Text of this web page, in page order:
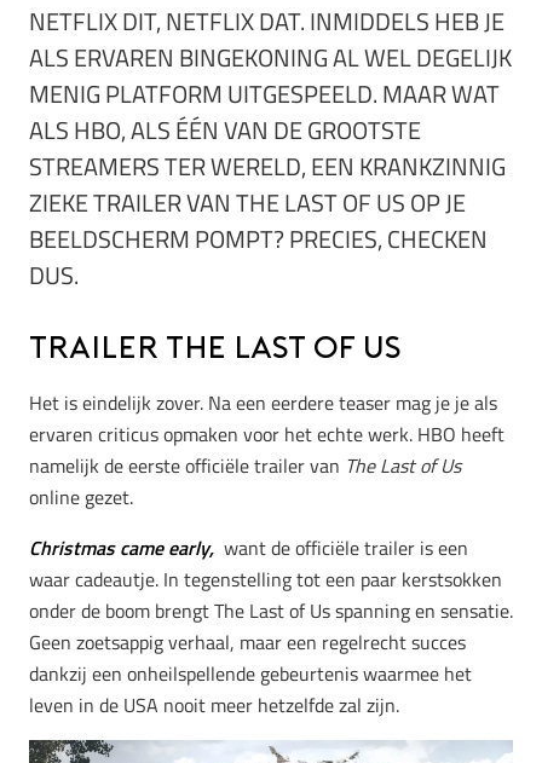
NETFLIX DIT, NETFLIX DAT. INMIDDELS HEB JE
ALS ERVAREN BINGEKONING AL WEL DEGELIJK
MENIG PLATFORM UITGESPEELD. MAAR WAT
ALS HBO, ALS ÉÉN VAN DE GROOTSTE
STREAMERS TER WERELD, EEN KRANKZINNIG
ZIEKE TRAILER VAN THE LAST OF US OP JE
BEELDSCHERM POMPT? PRECIES, CHECKEN
DUS.
Trailer The Last of Us
Het is eindelijk zover. Na een eerdere teaser mag je je als
ervaren criticus opmaken voor het echte werk. HBO heeft
namelijk de eerste officiële trailer van The Last of Us
online gezet.
Christmas came early, want de officiële trailer is een
waar cadeautje. In tegenstelling tot een paar kerstsokken
onder de boom brengt The Last of Us spanning en sensatie.
Geen zoetsappig verhaal, maar een regelrecht succes
dankzij een onheilspellende gebeurtenis waarmee het
leven in de USA nooit meer hetzelfde zal zijn.